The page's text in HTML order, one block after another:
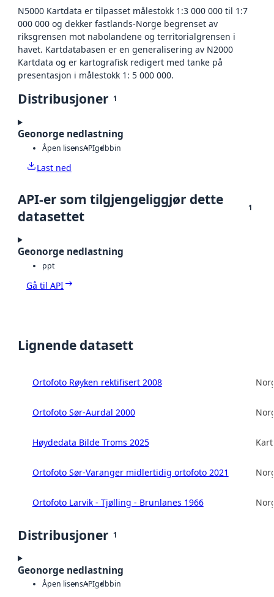
N5000 Kartdata er tilpasset målestokk 1:3 000 000 til 1:7
000 000 og dekker fastlands-Norge begrenset av
riksgrensen mot nabolandene og territorialgrensen i
havet. Kartdatabasen er en generalisering av N2000
Kartdata og er kartografisk redigert med tanke på
presentasjon i målestokk 1: 5 000 000.
Distribusjoner 1
Geonorge nedlastning
Åpen lisensAPIgdbbin
Last ned
API-er som tilgjengeliggjør dette
datasettet
1
Geonorge nedlastning
ppt
Gå til API
Lignende datasett
Ortofoto Røyken rektifisert 2008
Ortofoto Sør-Aurdal 2000
Høydedata Bilde Troms 2025
Ortofoto Sør-Varanger midlertidig ortofoto 2021
Ortofoto Larvik - Tjølling - Brunlanes 1966
Distribusjoner 1
Geonorge nedlastning
Åpen lisensAPIgdbbin